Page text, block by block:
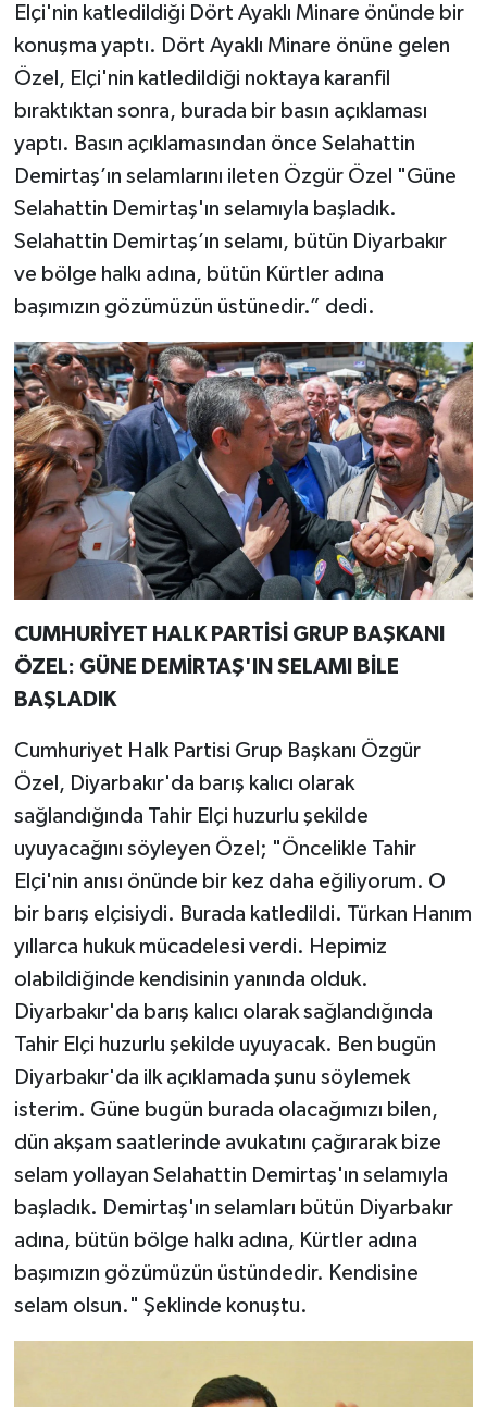
Elçi'nin katledildiği Dört Ayaklı Minare önünde bir
konuşma yaptı. Dört Ayaklı Minare önüne gelen
Özel, Elçi'nin katledildiği noktaya karanfil
bıraktıktan sonra, burada bir basın açıklaması
yaptı. Basın açıklamasından önce Selahattin
Demirtaş’ın selamlarını ileten Özgür Özel "Güne
Selahattin Demirtaş'ın selamıyla başladık.
Selahattin Demirtaş’ın selamı, bütün Diyarbakır
ve bölge halkı adına, bütün Kürtler adına
başımızın gözümüzün üstünedir.” dedi.
CUMHURİYET HALK PARTİSİ GRUP BAŞKANI
ÖZEL: GÜNE DEMİRTAŞ'IN SELAMI BİLE
BAŞLADIK
Cumhuriyet Halk Partisi Grup Başkanı Özgür
Özel, Diyarbakır'da barış kalıcı olarak
sağlandığında Tahir Elçi huzurlu şekilde
uyuyacağını söyleyen Özel; "Öncelikle Tahir
Elçi'nin anısı önünde bir kez daha eğiliyorum. O
bir barış elçisiydi. Burada katledildi. Türkan Hanım
yıllarca hukuk mücadelesi verdi. Hepimiz
olabildiğinde kendisinin yanında olduk.
Diyarbakır'da barış kalıcı olarak sağlandığında
Tahir Elçi huzurlu şekilde uyuyacak. Ben bugün
Diyarbakır'da ilk açıklamada şunu söylemek
isterim. Güne bugün burada olacağımızı bilen,
dün akşam saatlerinde avukatını çağırarak bize
selam yollayan Selahattin Demirtaş'ın selamıyla
başladık. Demirtaş'ın selamları bütün Diyarbakır
adına, bütün bölge halkı adına, Kürtler adına
başımızın gözümüzün üstündedir. Kendisine
selam olsun." Şeklinde konuştu.